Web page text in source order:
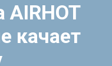
качает